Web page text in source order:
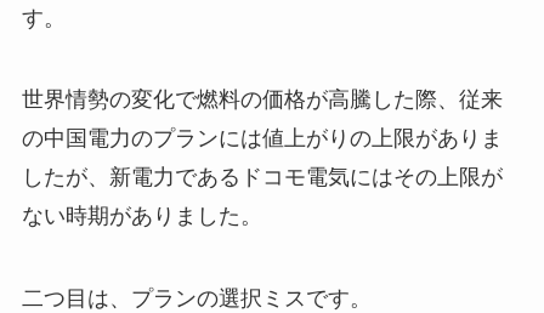
す。
世界情勢の変化で燃料の価格が高騰した際、従来
の中国電力のプランには値上がりの上限がありま
したが、新電力であるドコモ電気にはその上限が
ない時期がありました。
二つ目は、プランの選択ミスです。